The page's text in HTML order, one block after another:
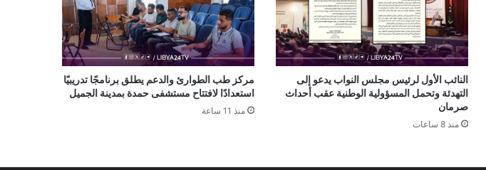
النائب الأول لرئيس مجلس النواب يدعو إلى
التهدئة وتحمل المسؤولية الوطنية عقب أحداث
صرمان
منذ 8 ساعات
مركز طب الطوارئ والدعم يطلق برنامجًا تدريبيًا
استعدادًا لافتتاح مستشفى حمدة بمدينة الجميل
منذ 11 ساعة